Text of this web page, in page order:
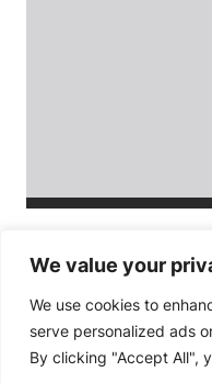
We value your
We use cookies to
serve personalized ads
By clicking "Accept All",